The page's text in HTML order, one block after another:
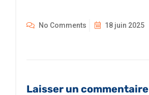
No Comments 18 juin 2025
Laisser un commentaire